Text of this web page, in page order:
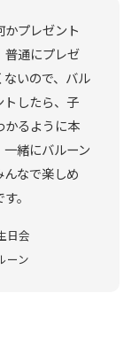
プレゼント
普通にプレゼ
ないので、バル
トしたら、子
かるように本
緒にバルーン
なで楽しめ
。
日会
ーン